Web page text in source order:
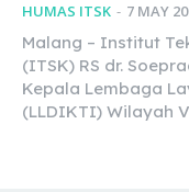
HUMAS ITSK - 7 MAY
Malang – Institut
(ITSK) RS dr.
Kepala Lembaga
(LLDIKTI) Wilayah